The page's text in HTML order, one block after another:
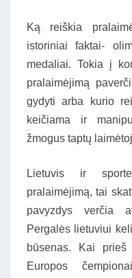
Ką reiškia
istoriniai faktai-
medaliai. Tokia į
pralaimėjimą
gydyti arba kurio
keičiama ir
žmogus taptų
Lietuvis ir
pralaimėjimą, tai
pavyzdys verčia
Pergalės lietuviui
būsenas. Kai
Europos